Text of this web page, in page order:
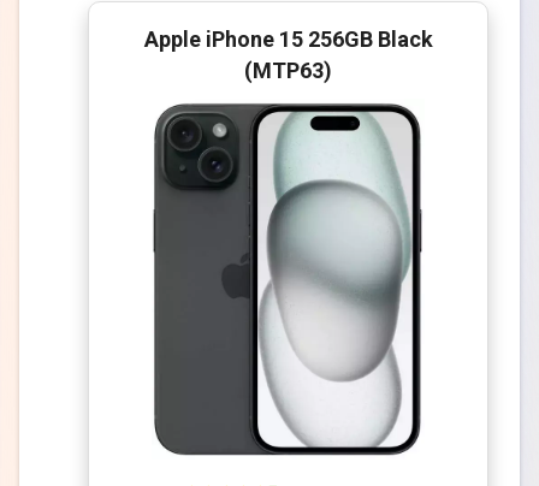
Apple iPhone 15 256GB Black
(MTP63)